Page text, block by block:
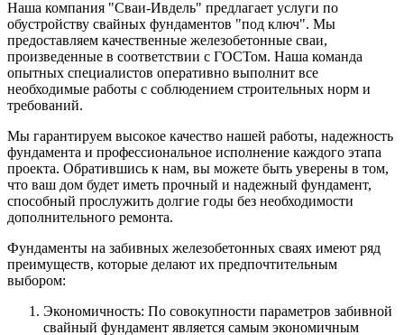
Наша компания "Сваи-Ивдель" предлагает услуги по
обустройству свайных фундаментов "под ключ". Мы
предоставляем качественные железобетонные сваи,
произведенные в соответствии с ГОСТом. Наша команда
опытных специалистов оперативно выполнит все
необходимые работы с соблюдением строительных норм и
требований.
Мы гарантируем высокое качество нашей работы, надежность
фундамента и профессиональное исполнение каждого этапа
проекта. Обратившись к нам, вы можете быть уверены в том,
что ваш дом будет иметь прочный и надежный фундамент,
способный прослужить долгие годы без необходимости
дополнительного ремонта.
Фундаменты на забивных железобетонных сваях имеют ряд
преимуществ, которые делают их предпочтительным
выбором:
Экономичность: По совокупности параметров забивной
свайный фундамент является самым экономичным